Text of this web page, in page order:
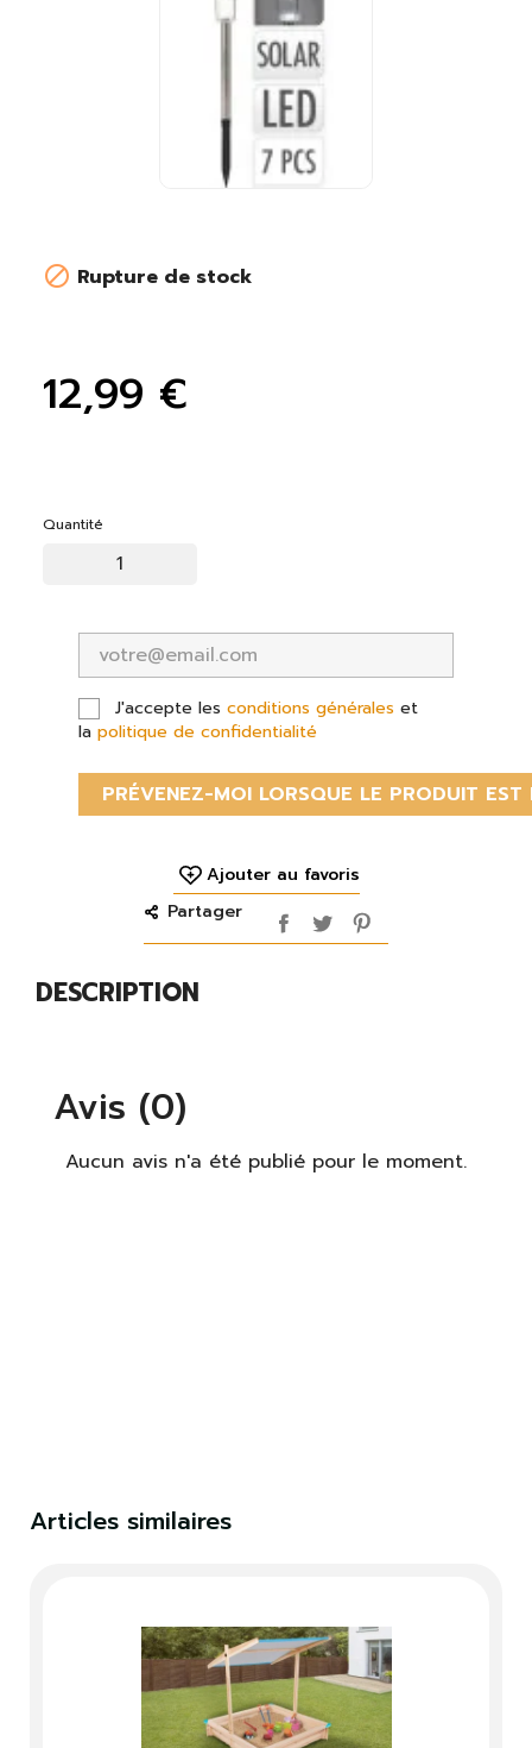
DESCRIPTION
 Rupture de stock
12,99 €
Quantité
J'accepte les conditions générales et
la politique de confidentialité
PRÉVENEZ-MOI LORSQUE LE PRODUIT EST
Ajouter au favoris
Partager
Avis (0)
Aucun avis n'a été publié pour le moment.
Articles similaires